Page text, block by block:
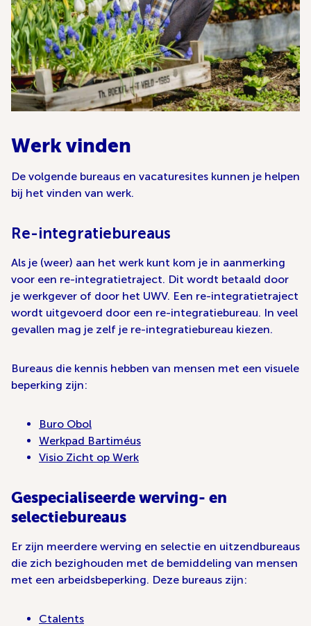
Werk vinden
De volgende bureaus en vacaturesites kunnen je helpen
bij het vinden van werk.
Re-integratiebureaus
Als je (weer) aan het werk kunt kom je in aanmerking
voor een re-integratietraject. Dit wordt betaald door
je werkgever of door het UWV. Een re-integratietraject
wordt uitgevoerd door een re-integratiebureau. In veel
gevallen mag je zelf je re-integratiebureau kiezen.
Bureaus die kennis hebben van mensen met een visuele
beperking zijn:
Buro Obol
Werkpad Bartiméus
Visio Zicht op Werk
Gespecialiseerde werving- en
selectiebureaus
Er zijn meerdere werving en selectie en uitzendbureaus
die zich bezighouden met de bemiddeling van mensen
met een arbeidsbeperking. Deze bureaus zijn:
Ctalents